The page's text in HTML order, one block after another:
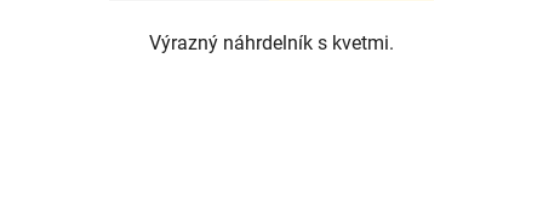
Výrazný náhrdelník s kvetmi.